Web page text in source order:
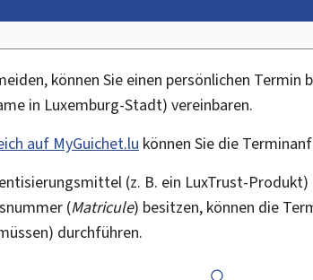
können Sie einen persönlichen Termin
in Luxemburg-Stadt) vereinbaren.
auf MyGuichet.lu können Sie die
(z. B. ein LuxTrust-
(Matricule) besitzen, können die
durchführen.